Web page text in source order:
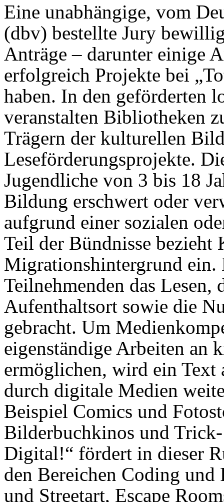
Eine unabhängige, vom
(dbv) bestellte Jury
Anträge – darunter einige
erfolgreich Projekte bei
haben. In den geförderten
veranstalten Bibliotheken
Trägern der kulturellen
Leseförderungsprojekte.
Jugendliche von 3 bis 18
Bildung erschwert oder
aufgrund einer sozialen
Teil der Bündnisse
Migrationshintergrund
Teilnehmenden das
Aufenthaltsort sowie die
gebracht. Um
eigenständige Arbeiten an
ermöglichen, wird ein Text
durch digitale Medien
Beispiel Comics und
Bilderbuchkinos und
Digital!“ fördert in dieser
den Bereichen Coding
und Streetart, Escape